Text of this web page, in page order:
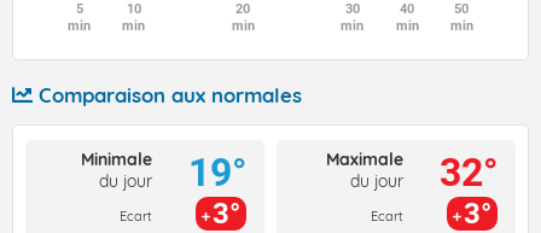
5
min
10
min
20
min
30
min
40
min
50
min
Comparaison aux normales
Minimale
du jour
Ecart
19°
3°
Maximale
du jour
Ecart
32°
3°